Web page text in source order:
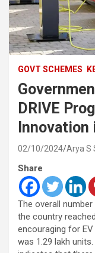
GOVT SCHEMES
DRIVE
02/10/2024 Arya S
Share
The overall
the country
encouraging for
was 1.29 lakh